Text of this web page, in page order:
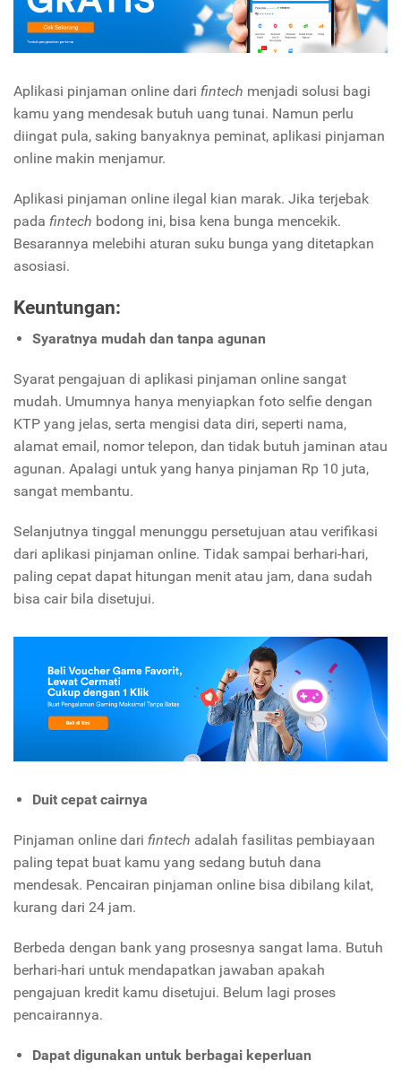
Aplikasi pinjaman online dari fintech menjadi solusi bagi
kamu yang mendesak butuh uang tunai. Namun perlu
diingat pula, saking banyaknya peminat, aplikasi pinjaman
online makin menjamur.
Aplikasi pinjaman online ilegal kian marak. Jika terjebak
pada fintech bodong ini, bisa kena bunga mencekik.
Besarannya melebihi aturan suku bunga yang ditetapkan
asosiasi.
Keuntungan:
Syaratnya mudah dan tanpa agunan
Syarat pengajuan di aplikasi pinjaman online sangat
mudah. Umumnya hanya menyiapkan foto selfie dengan
KTP yang jelas, serta mengisi data diri, seperti nama,
alamat email, nomor telepon, dan tidak butuh jaminan atau
agunan. Apalagi untuk yang hanya pinjaman Rp 10 juta,
sangat membantu.
Selanjutnya tinggal menunggu persetujuan atau verifikasi
dari aplikasi pinjaman online. Tidak sampai berhari-hari,
paling cepat dapat hitungan menit atau jam, dana sudah
bisa cair bila disetujui.
Duit cepat cairnya
Pinjaman online dari fintech adalah fasilitas pembiayaan
paling tepat buat kamu yang sedang butuh dana
mendesak. Pencairan pinjaman online bisa dibilang kilat,
kurang dari 24 jam.
Berbeda dengan bank yang prosesnya sangat lama. Butuh
berhari-hari untuk mendapatkan jawaban apakah
pengajuan kredit kamu disetujui. Belum lagi proses
pencairannya.
Dapat digunakan untuk berbagai keperluan